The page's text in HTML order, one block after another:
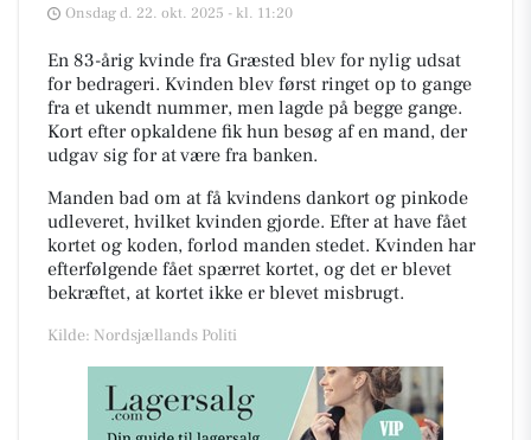
Onsdag d. 22. okt. 2025 - kl. 11:20
En 83-årig kvinde fra Græsted blev for nylig udsat
for bedrageri. Kvinden blev først ringet op to gange
fra et ukendt nummer, men lagde på begge gange.
Kort efter opkaldene fik hun besøg af en mand, der
udgav sig for at være fra banken.
Manden bad om at få kvindens dankort og pinkode
udleveret, hvilket kvinden gjorde. Efter at have fået
kortet og koden, forlod manden stedet. Kvinden har
efterfølgende fået spærret kortet, og det er blevet
bekræftet, at kortet ikke er blevet misbrugt.
Kilde: Nordsjællands Politi